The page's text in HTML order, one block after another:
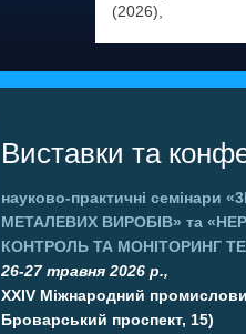
(2026),
Виставки та
науково-практичні семінари
МЕТАЛЕВИХ ВИРОБІВ» та
КОНТРОЛЬ ТА МОНІТОРИНГ
26-27 травня 2026 р.,
XXIV Міжнародний
Броварський проспект, 15)